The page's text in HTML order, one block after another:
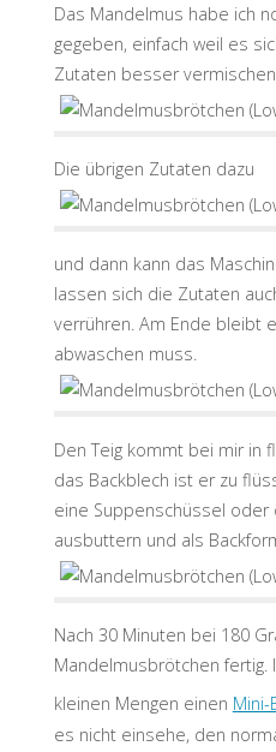
Das Mandelmus habe ich
gegeben, einfach weil es
Zutaten besser
Die übrigen Zutaten dazu
und dann kann das
lassen sich die Zutaten
verrühren. Am Ende bleibt
abwaschen muss.
Den Teig kommt bei mir in
das Backblech ist er zu
eine Suppenschüssel oder
ausbuttern und als
Nach 30 Minuten bei 180
Mandelmusbrötchen fertig.
kleinen Mengen einen Mini-
es nicht einsehe, den